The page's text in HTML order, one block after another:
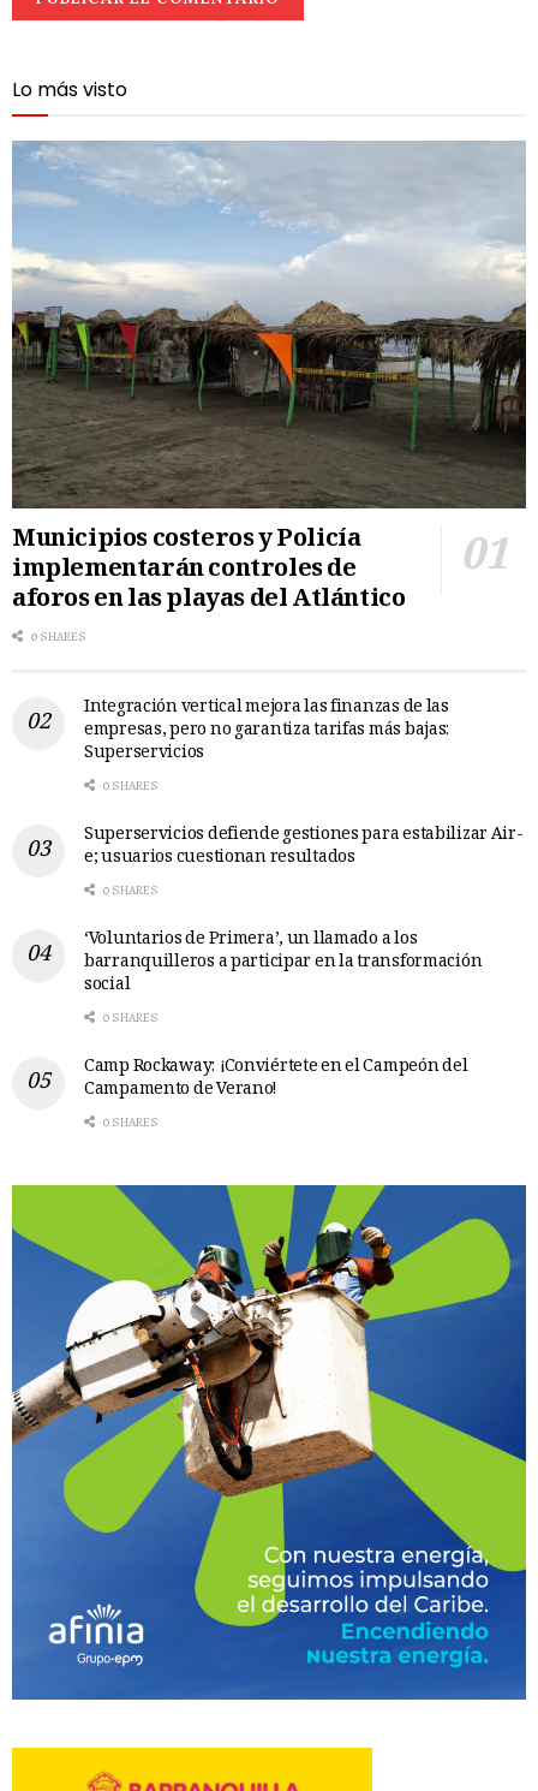
Lo más visto
Municipios costeros y Policía
implementarán controles de
aforos en las playas del Atlántico
0 SHARES
Integración vertical mejora las finanzas de las
empresas, pero no garantiza tarifas más bajas:
Superservicios
0 SHARES
Superservicios defiende gestiones para estabilizar Air-
e; usuarios cuestionan resultados
0 SHARES
‘Voluntarios de Primera’, un llamado a los
barranquilleros a participar en la transformación
social
0 SHARES
Camp Rockaway: ¡Conviértete en el Campeón del
Campamento de Verano!
0 SHARES